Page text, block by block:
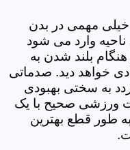
مهمی در بدن
وارد می شود
بلند شدن به
خواهد دید. صدماتی
به سختی بهبودی
ورزشی صحیح با یک
طور قطع بهترین